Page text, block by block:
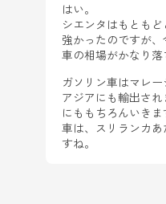
はい。
シエンタはもとも
強かったのですが
車の相場がかなり落
ガソリン車はマレ
アジアにも輸出さ
にももちろんいき
車は、スリランカ
すね。